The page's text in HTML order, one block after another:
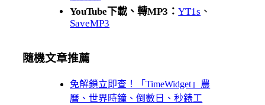
YouTube下載、轉MP3：YT1s 、
SaveMP3
隨機文章推薦
免解鎖立即查！「TimeWidget」農
曆、世界時鐘、倒數日、秒錶工